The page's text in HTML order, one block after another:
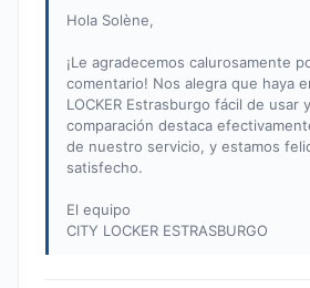
Hola Solène,
¡Le agradecemos calurosamente
comentario! Nos alegra que haya
LOCKER Estrasburgo fácil de usar
comparación destaca
de nuestro servicio, y estamos
satisfecho.
El equipo
CITY LOCKER ESTRASBURGO